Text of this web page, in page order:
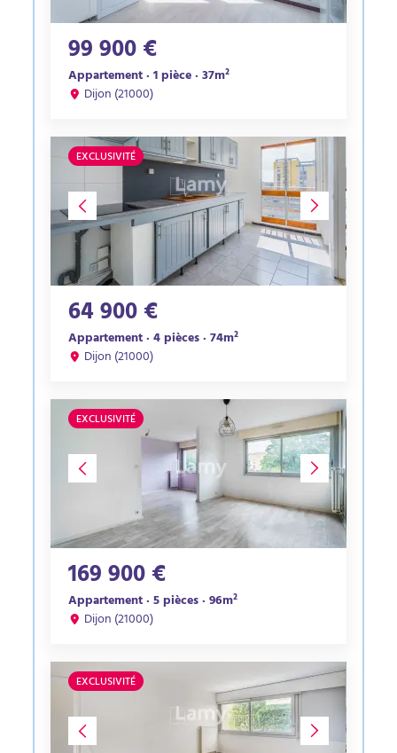
99 900 €
Appartement · 1 pièce · 37m²
Dijon (21000)
EXCLUSIVITÉ
64 900 €
Appartement · 4 pièces · 74m²
Dijon (21000)
EXCLUSIVITÉ
169 900 €
Appartement · 5 pièces · 96m²
Dijon (21000)
EXCLUSIVITÉ